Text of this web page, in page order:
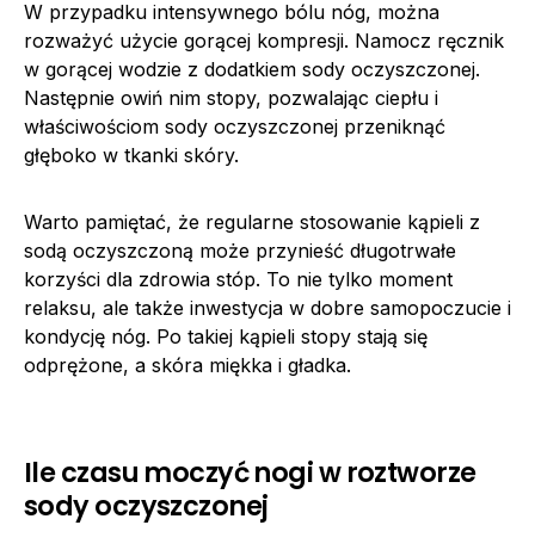
W przypadku intensywnego bólu nóg, można
rozważyć użycie gorącej kompresji. Namocz ręcznik
w gorącej wodzie z dodatkiem sody oczyszczonej.
Następnie owiń nim stopy, pozwalając ciepłu i
właściwościom sody oczyszczonej przeniknąć
głęboko w tkanki skóry.
Warto pamiętać, że regularne stosowanie kąpieli z
sodą oczyszczoną może przynieść długotrwałe
korzyści dla zdrowia stóp. To nie tylko moment
relaksu, ale także inwestycja w dobre samopoczucie i
kondycję nóg. Po takiej kąpieli stopy stają się
odprężone, a skóra miękka i gładka.
Ile czasu moczyć nogi w roztworze
sody oczyszczonej